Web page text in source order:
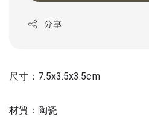
分享
尺寸：7.5x3.5x3.5cm
材質：陶瓷